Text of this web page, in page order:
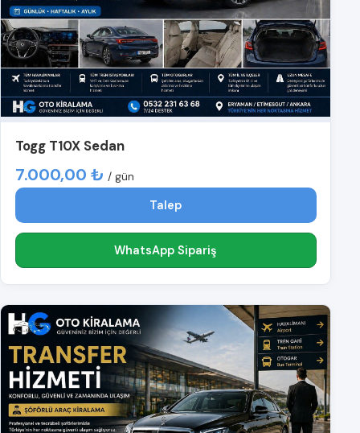
Togg T10X Sedan
7.000,00 ₺ / gün
Talep
WhatsApp Sipariş